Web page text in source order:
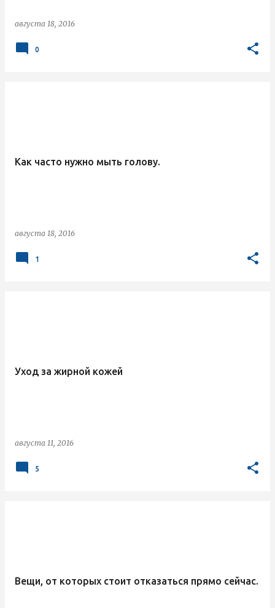
августа 18, 2016
0
Как часто нужно мыть голову.
августа 18, 2016
1
Уход за жирной кожей
августа 11, 2016
5
Вещи, от которых стоит отказаться прямо сейчас.